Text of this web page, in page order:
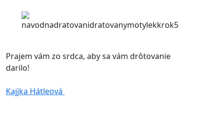
Prajem vám zo srdca, aby sa vám drôtovanie
darilo!
Kajjka Hátleová